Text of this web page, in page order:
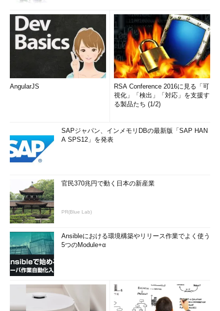
AngularJS
RSA Conference 2016に見る「可
視化」「検出」「対応」を支援す
る製品たち (1/2)
SAPジャパン、インメモリDBの最新版「SAP HAN
A SPS12」を発表
官民370兆円で動く日本の新産業
PR(Blue Lab)
Ansibleにおける環境構築やリリース作業でよく使う
5つのModule+α